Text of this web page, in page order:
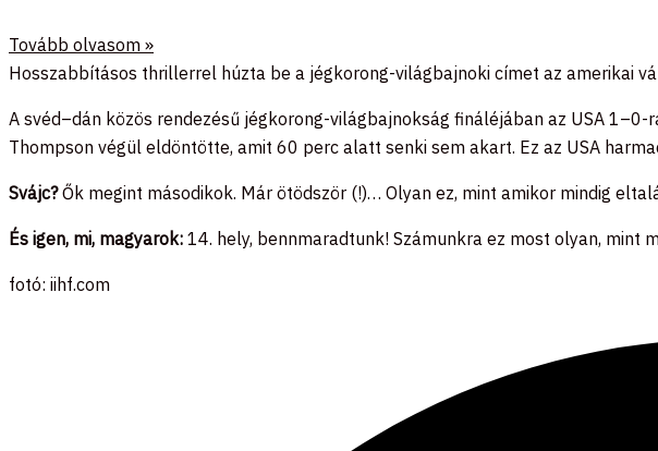
Tovább olvasom »
Hosszabbításos thrillerrel húzta be a jégkorong-világbajnoki címet az amerikai
A svéd–dán közös rendezésű jégkorong-világbajnokság fináléjában az USA
Thompson végül eldöntötte, amit 60 perc alatt senki sem akart. Ez az USA
Svájc?Ők megint másodikok. Már ötödször (!)… Olyan ez, mint amikor mindig
És igen, mi, magyarok: 14. hely, bennmaradtunk! Számunkra ez most olyan, mint
fotó: iihf.com